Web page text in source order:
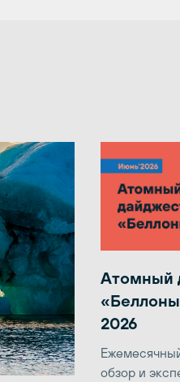
Атомный
2026
обзор и